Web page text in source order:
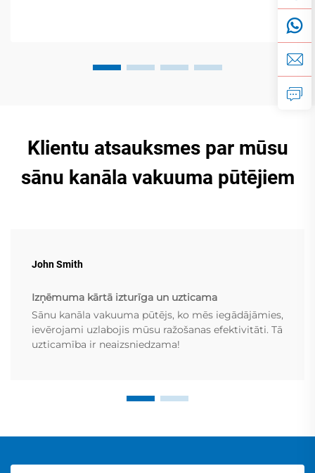
Klientu atsauksmes par mūsu
sānu kanāla vakuuma pūtējiem
John Smith
Izņēmuma kārtā izturīga un uzticama
Sānu kanāla vakuuma pūtējs, ko mēs iegādājāmies,
ievērojami uzlabojis mūsu ražošanas efektivitāti. Tā
uzticamība ir neaizsniedzama!